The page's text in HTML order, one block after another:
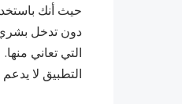
حيث أنك
دون تدخل بشري
التي تعاني منها.
التطبيق لا